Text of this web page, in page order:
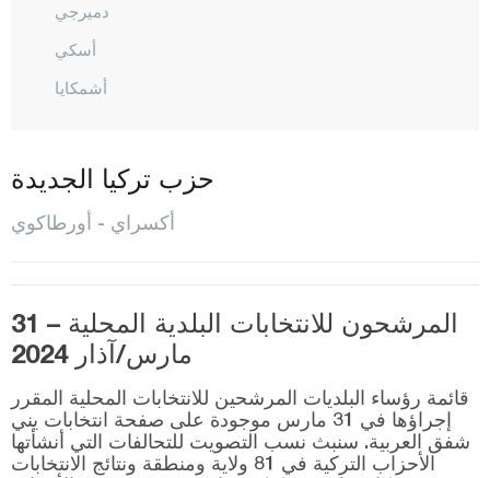
دميرجي
أسكي
أشمكايا
غولبينار
هيلفاديرا
المركز
أورطاكوي
صاغلق
ساراتلي
حزب تركيا الجديدة
أكسراي - أورطاكوي
المرشحون للانتخابات البلدية المحلية – 31
مارس/آذار 2024
قائمة رؤساء البلديات المرشحين للانتخابات المحلية المقرر
إجراؤها في 31 مارس موجودة على صفحة انتخابات يني
شفق العربية. سنبث نسب التصويت للتحالفات التي أنشأتها
الأحزاب التركية في 81 ولاية ومنطقة ونتائج الانتخابات